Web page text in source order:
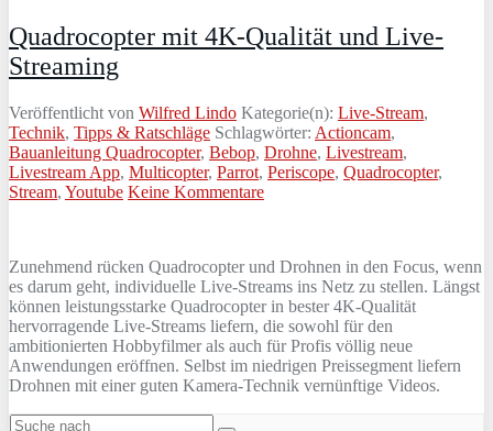
Quadrocopter mit 4K-Qualität und Live-
Streaming
Veröffentlicht von Wilfred Lindo Kategorie(n): Live-Stream,
Technik, Tipps & Ratschläge Schlagwörter: Actioncam,
Bauanleitung Quadrocopter, Bebop, Drohne, Livestream,
Livestream App, Multicopter, Parrot, Periscope, Quadrocopter,
Stream, Youtube Keine Kommentare
Zunehmend rücken Quadrocopter und Drohnen in den Focus, wenn
es darum geht, individuelle Live-Streams ins Netz zu stellen. Längst
können leistungsstarke Quadrocopter in bester 4K-Qualität
hervorragende Live-Streams liefern, die sowohl für den
ambitionierten Hobbyfilmer als auch für Profis völlig neue
Anwendungen eröffnen. Selbst im niedrigen Preissegment liefern
Drohnen mit einer guten Kamera-Technik vernünftige Videos.